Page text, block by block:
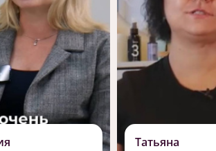
Татьяна